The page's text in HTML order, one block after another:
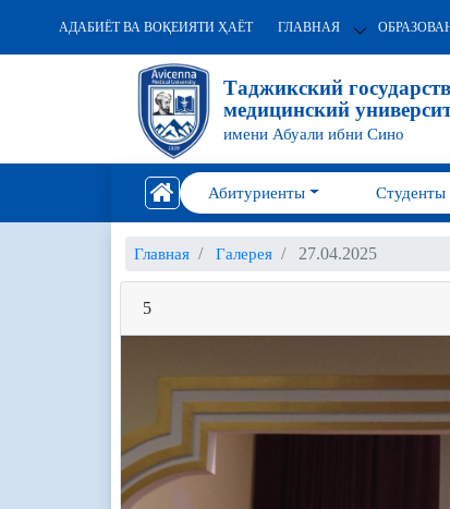
АДАБИЁТ ВА ВОҚЕИЯТИ ҲАЁТ ГЛАВНАЯ
Таджикский
медицинский
имени Абуали ибни Сино
Абитуриенты Студенты
Главная Галерея 27.04.2025
5